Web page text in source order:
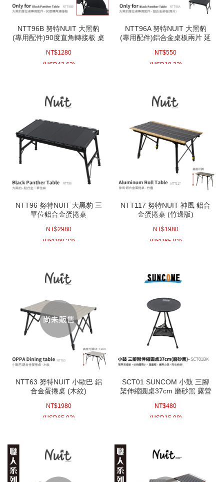
NTT96B 努特NUIT 大黑豹
(專用配件)90度直角轉接板 桌
露營桌配件類似NTT93
NTT94 NTT95
NT$1280
(USD42.62)
NTT96A 努特NUIT 大黑豹
(專用配件)鋁合金桌板兩片 延
類似NTT93 NTT94 NTT95
NT$550
(USD18.32)
NTT96 努特NUIT 大黑豹 三
單位鋁合金蛋捲桌
IGT配件一單位露營桌摺疊桌
折疊桌餐桌類似NTT93
NT$2980
(USD99.23)
NTT117 努特NUIT 神風 鋁合
金蛋捲桌 (竹邊版)
露營桌 鋁捲桌 炊事桌
NT$1980
(USD65.93)
NTT63 努特NUIT 小歐巴 鋁
合金蛋捲桌 (木紋)
露營桌 鋁捲桌 炊事桌
NT$1980
(USD65.93)
SCT01 SUNCOM 小鼓 三腳
架伸縮圓桌37cm 磨砂黑 露營
圓型桌 露營桌 摺疊桌 折疊桌
NT$480
(USD15.98)